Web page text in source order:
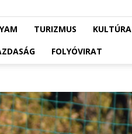
TURIZMUS KULTÚRA
FOLYÓVIRAT